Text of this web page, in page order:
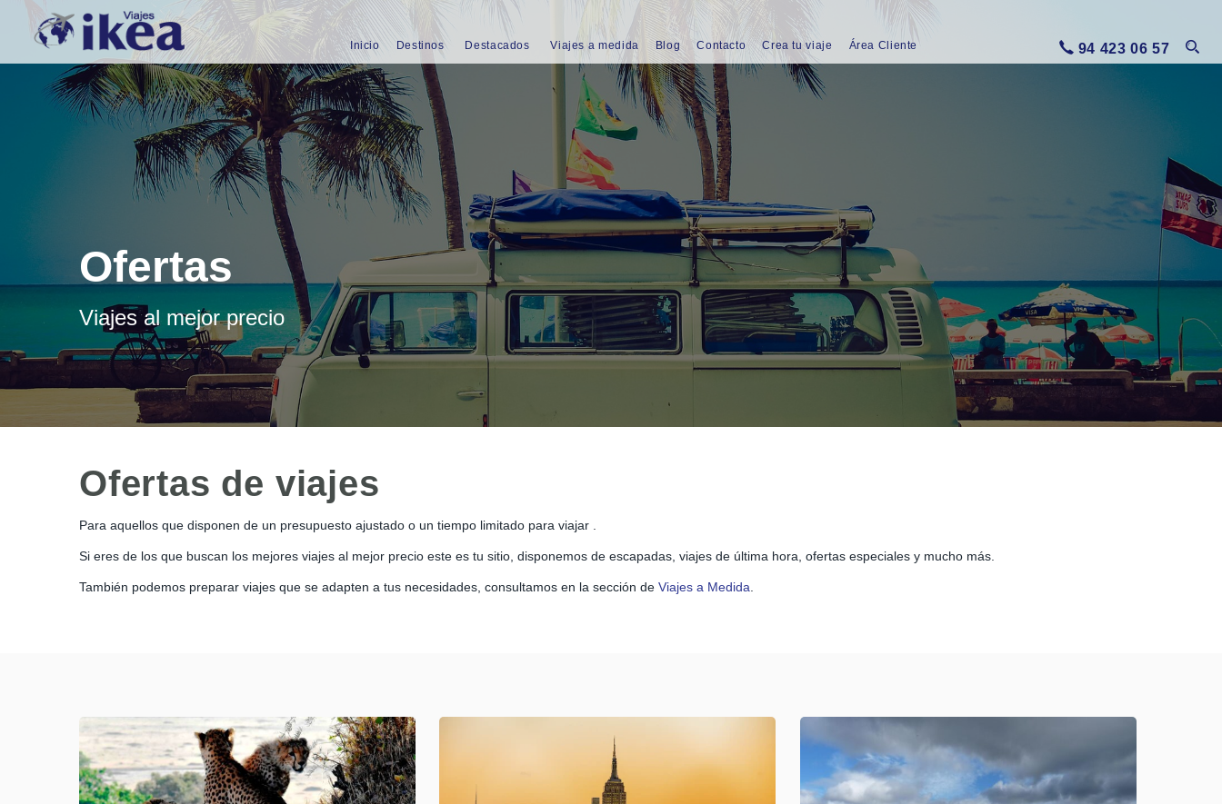
Inicio Destinos Destacados Viajes a medida Blog Contacto Crea tu viaje Área Cliente 94 423 06 57
Ofertas
Viajes al mejor precio
Ofertas de viajes
Para aquellos que disponen de un presupuesto ajustado o un tiempo limitado para viajar .
Si eres de los que buscan los mejores viajes al mejor precio este es tu sitio, disponemos de escapadas, viajes de última hora, ofertas especiales y mucho más.
También podemos preparar viajes que se adapten a tus necesidades, consultamos en la sección de Viajes a Medida